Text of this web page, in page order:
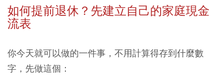
如何提前退休？先建立自己的家庭現金
流表
你今天就可以做的一件事，不用計算得存到什麼數
字，先做這個：